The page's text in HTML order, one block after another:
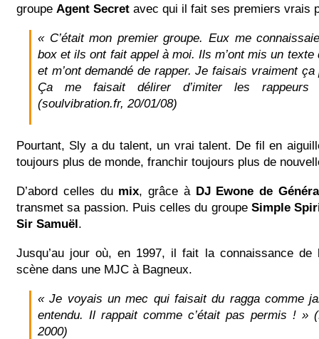
groupe Agent Secret avec qui il fait ses premiers vrais
« C’était mon premier groupe. Eux me
box et ils ont fait appel à moi. Ils m’ont mis un texte
et m’ont demandé de rapper. Je faisais vraiment ça
Ça me faisait délirer d’imiter les rappeurs
(soulvibration.fr, 20/01/08)
Pourtant, Sly a du talent, un vrai talent. De fil en
toujours plus de monde, franchir toujours plus de
D’abord celles du mix, grâce àDJ Ewone de
transmet sa passion. Puis celles du groupe Simple
Sir Samuël.
Jusqu’au jour où, en 1997, il fait la connaissance de
scène dans une MJC à Bagneux.
« Je voyais un mec qui faisait du ragga comme
entendu. Il rappait comme c’était pas permis ! »
2000)